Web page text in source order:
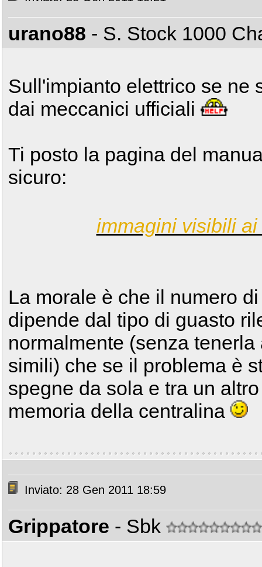
urano88 - S. Stock 1000
Sull'impianto elettrico se ne
dai meccanici ufficiali
Ti posto la pagina del
sicuro:
immagini visibili
La morale è che il numero
dipende dal tipo di guasto
normalmente (senza
simili) che se il problema è
spegne da sola e tra un
memoria della centralina
Inviato: 28 Gen 2011 18:59
Grippatore - Sbk